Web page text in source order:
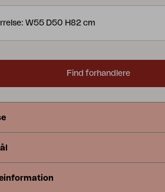
W55 D50 H82 cm
Find forhandlere